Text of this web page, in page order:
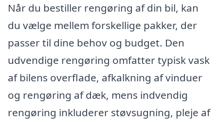
Når du bestiller rengøring af din bil, kan
du vælge mellem forskellige pakker, der
passer til dine behov og budget. Den
udvendige rengøring omfatter typisk vask
af bilens overflade, afkalkning af vinduer
og rengøring af dæk, mens indvendig
rengøring inkluderer støvsugning, pleje af